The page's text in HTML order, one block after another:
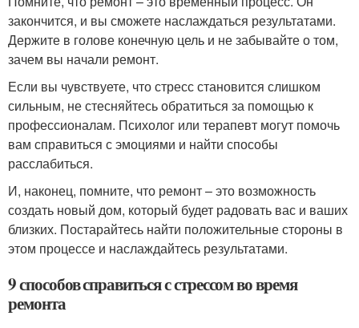
закончится, и вы сможете наслаждаться результатами.
Держите в голове конечную цель и не забывайте о том,
зачем вы начали ремонт.
Если вы чувствуете, что стресс становится слишком
сильным, не стесняйтесь обратиться за помощью к
профессионалам. Психолог или терапевт могут помочь
вам справиться с эмоциями и найти способы
расслабиться.
И, наконец, помните, что ремонт – это возможность
создать новый дом, который будет радовать вас и ваших
близких. Постарайтесь найти положительные стороны в
этом процессе и наслаждайтесь результатами.
9 способов справиться с стрессом во время
ремонта